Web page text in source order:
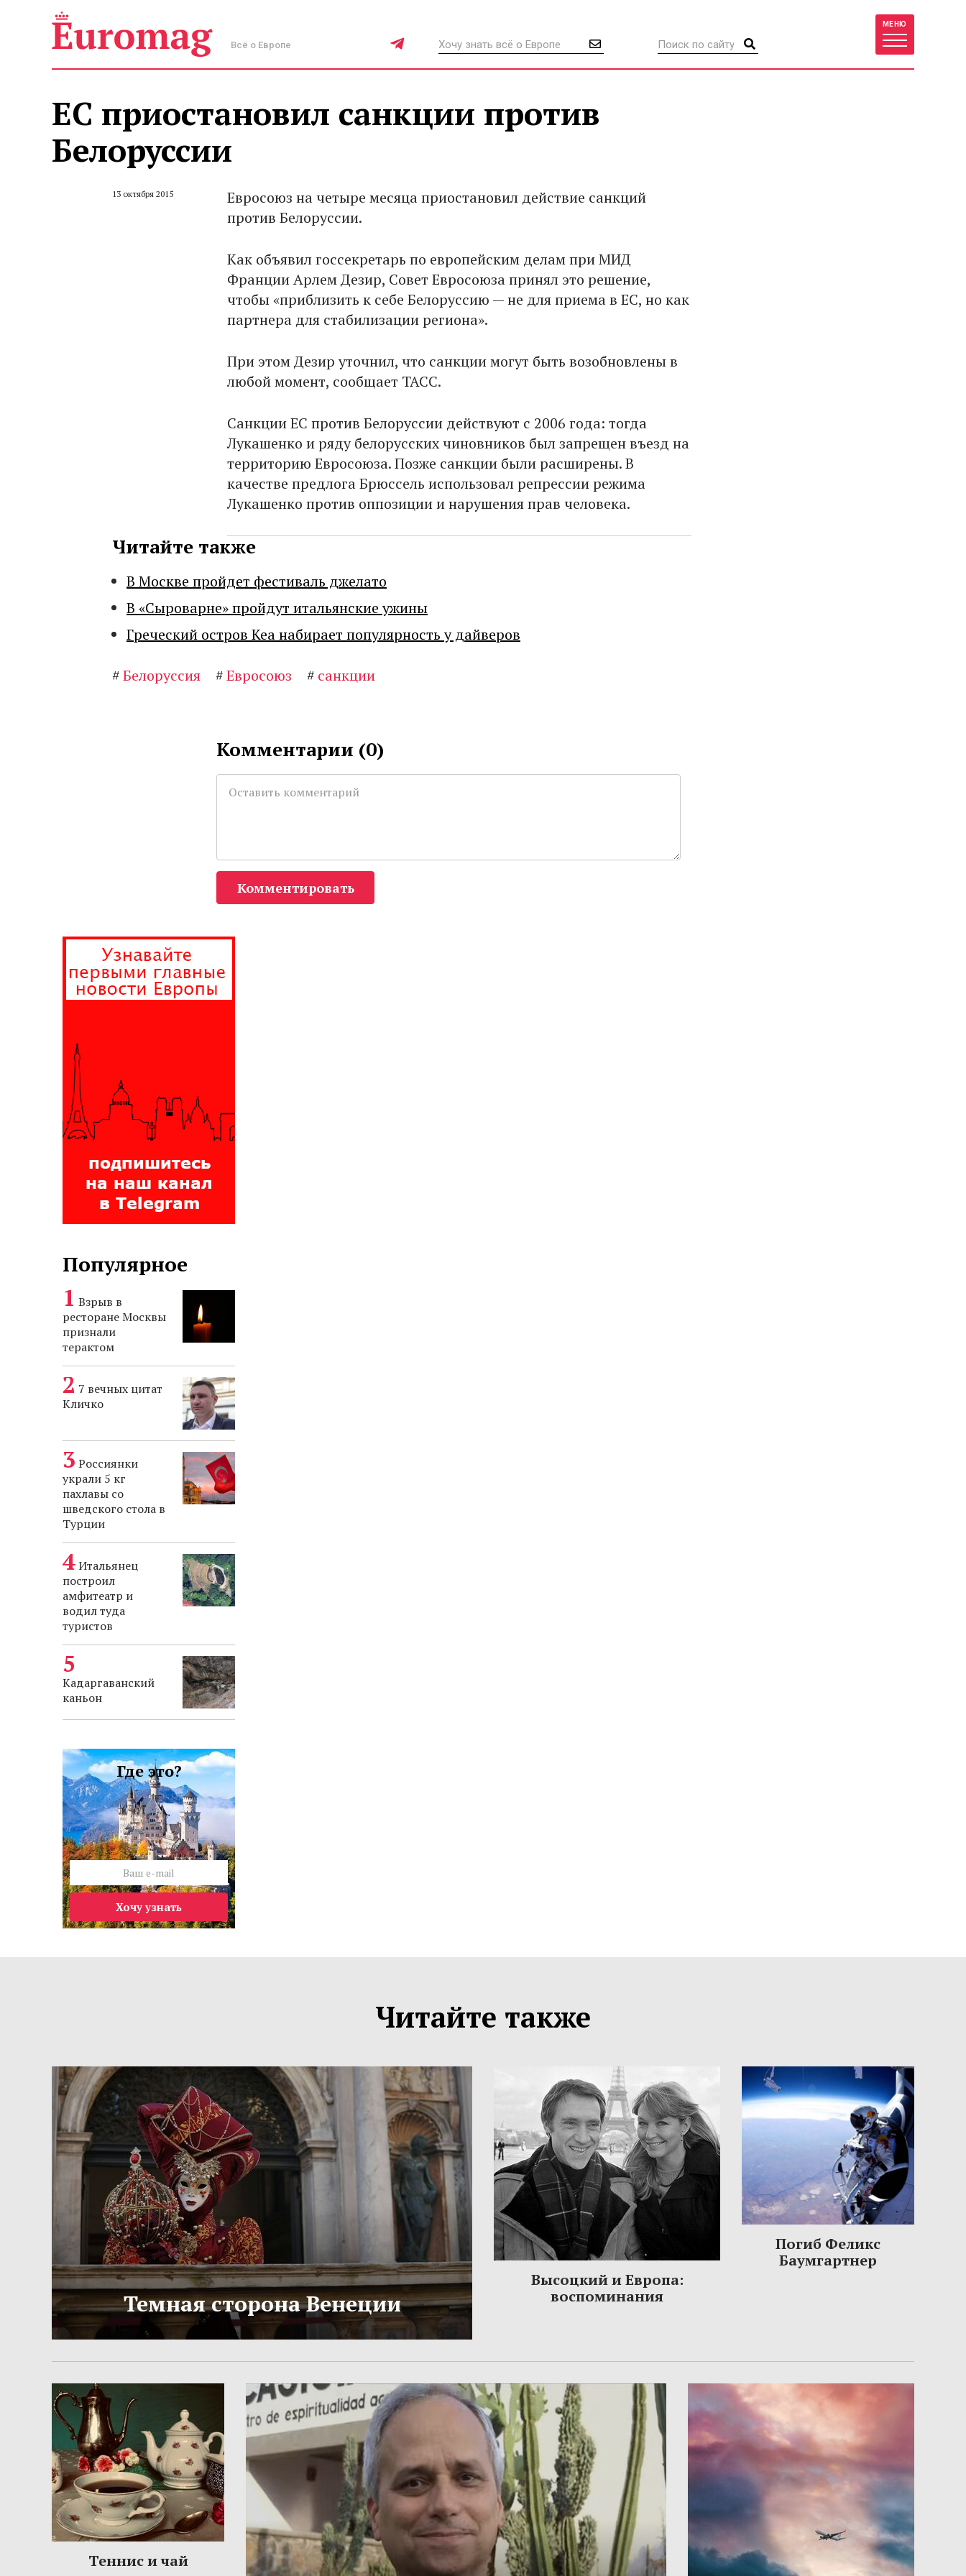
Всё о Европе
МЕНЮ
ЕС приостановил санкции против
Белоруссии
13 октября 2015
Евросоюз на четыре месяца приостановил действие санкций
против Белоруссии.
Как объявил госсекретарь по европейским делам при МИД
Франции Арлем Дезир, Совет Евросоюза принял это решение,
чтобы «приблизить к себе Белоруссию — не для приема в ЕС, но как
партнера для стабилизации региона».
При этом Дезир уточнил, что санкции могут быть возобновлены в
любой момент, сообщает ТАСС.
Санкции ЕС против Белоруссии действуют с 2006 года: тогда
Лукашенко и ряду белорусских чиновников был запрещен въезд на
территорию Евросоюза. Позже санкции были расширены. В
качестве предлога Брюссель использовал репрессии режима
Лукашенко против оппозиции и нарушения прав человека.
Читайте также
В Москве пройдет фестиваль джелато
В «Сыроварне» пройдут итальянские ужины
Греческий остров Кеа набирает популярность у дайверов
#Белоруссия #Евросоюз # санкции
Комментарии (0)
Комментировать
Популярное
Взрыв в
ресторане Москвы
признали
терактом
7 вечных цитат
Кличко
Россиянки
украли 5 кг
пахлавы со
шведского стола в
Турции
Итальянец
построил
амфитеатр и
водил туда
туристов
Кадаргаванский
каньон
Где это?
Хочу узнать
Читайте также
Темная сторона Венеции
Высоцкий и Европа:
воспоминания
Погиб Феликс
Баумгартнер
Теннис и чай